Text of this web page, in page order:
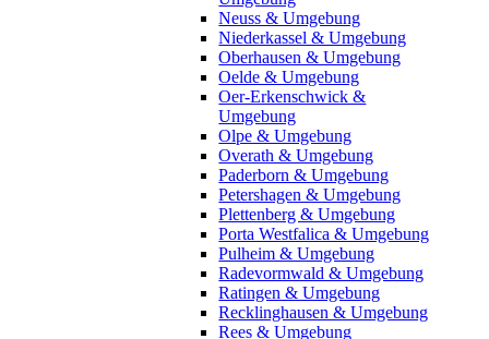
Neuss & Umgebung
Niederkassel & Umgebung
Oberhausen & Umgebung
Oelde & Umgebung
Oer-Erkenschwick &
Umgebung
Olpe & Umgebung
Overath & Umgebung
Paderborn & Umgebung
Petershagen & Umgebung
Plettenberg & Umgebung
Porta Westfalica & Umgebung
Pulheim & Umgebung
Radevormwald & Umgebung
Ratingen & Umgebung
Recklinghausen & Umgebung
Rees & Umgebung